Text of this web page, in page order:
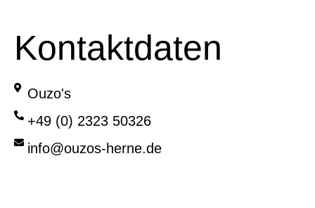
Kontaktdaten
Ouzo's
+49 (0) 2323 50326
info@ouzos-herne.de